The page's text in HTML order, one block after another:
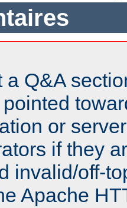
a Q&A
or
if they
invalid/off-
Apache